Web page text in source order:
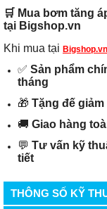
🛒 Mua bơm tăng
tại Bigshop.vn
Khi mua tại Bigshop.vn
✅ Sản phẩm
tháng
🎁 Tặng đế giảm
🚚 Giao hàng
💬 Tư vấn kỹ
tiết
THÔNG SỐ KỸ